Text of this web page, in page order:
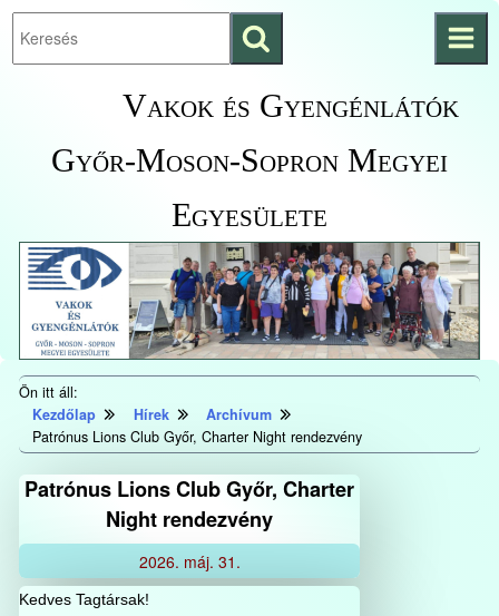
Ugrás a fő
KezdőlapraVakok és Gyengénlátók
Győr-Moson-Sopron Megyei
Egyesülete
Keresés
indítása
Ön itt áll:
Kezdőlap
Hírek
Archívum
Patrónus Lions Club Győr, Charter Night rendezvény
Patrónus Lions Club Győr, Charter
Night rendezvény
2026. máj. 31.
Kedves Tagtársak!